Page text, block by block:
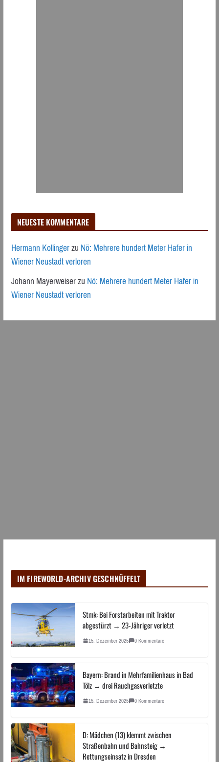
NEUESTE KOMMENTARE
Hermann KollingerzuNö: Mehrere hundert Meter Hafer in
Wiener Neustadt verloren
Johann MayerweiserzuNö: Mehrere hundert Meter Hafer in
Wiener Neustadt verloren
IM FIREWORLD-ARCHIV GESCHNÜFFELT
Stmk: Bei Forstarbeiten mit Traktor
abgestürzt → 23-Jähriger verletzt
15. Dezember 2025 0 Kommentare
Bayern: Brand in Mehrfamilienhaus in Bad
Tölz → drei Rauchgasverletzte
15. Dezember 2025 0 Kommentare
D: Mädchen (13) klemmt zwischen
Straßenbahn und Bahnsteig →
Rettungseinsatz in Dresden